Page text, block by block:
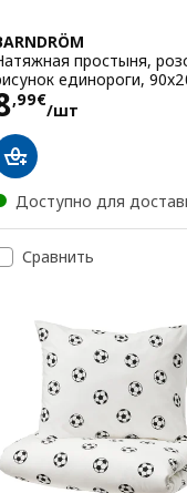
простыня,
единороги,
,99€
/шт8,99€/
Доступно для
Сравнить